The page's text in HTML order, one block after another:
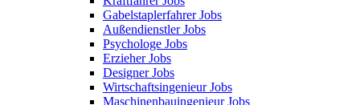
Gabelstaplerfahrer Jobs
Außendienstler Jobs
Psychologe Jobs
Erzieher Jobs
Designer Jobs
Wirtschaftsingenieur Jobs
Maschinenbauingenieur Jobs